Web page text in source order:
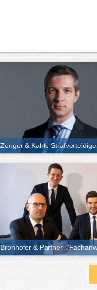
Zenger & Kahle
Bronhofer & Partner -